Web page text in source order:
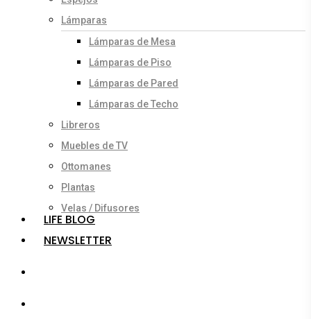
Lámparas
Lámparas de Mesa
Lámparas de Piso
Lámparas de Pared
Lámparas de Techo
Libreros
Muebles de TV
Ottomanes
Plantas
Velas / Difusores
LIFE BLOG
NEWSLETTER